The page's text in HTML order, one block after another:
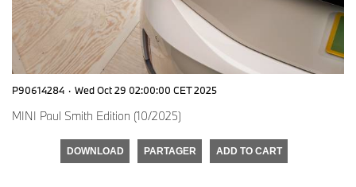
P90614284 · Wed Oct 29 02:00:00 CET 2025
MINI Paul Smith Edition (10/2025)
DOWNLOAD PARTAGER ADD TO CART